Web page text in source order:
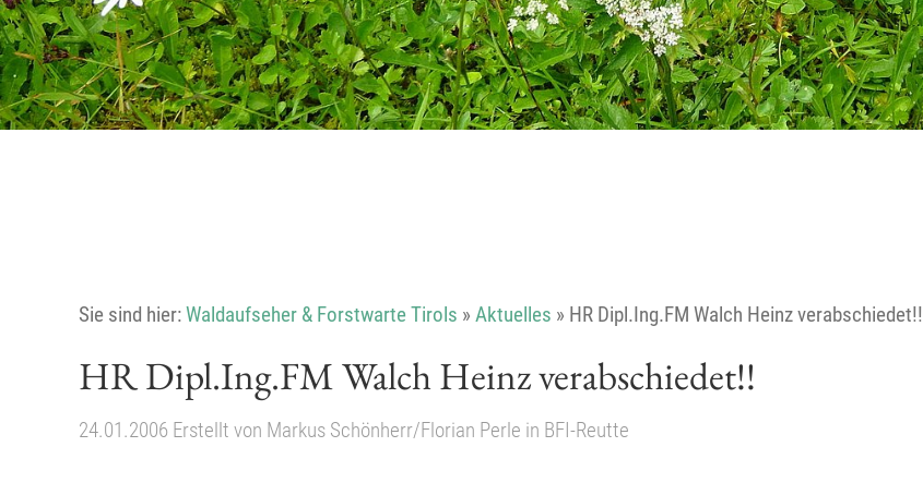
Sie sind hier:Waldaufseher & Forstwarte Tirols » Aktuelles » HR Dipl.Ing.FM Walch Heinz verabschiedet!!
HR Dipl.Ing.FM Walch Heinz verabschiedet!!
24.01.2006 Erstellt von Markus Schönherr/Florian Perle in BFI-Reutte